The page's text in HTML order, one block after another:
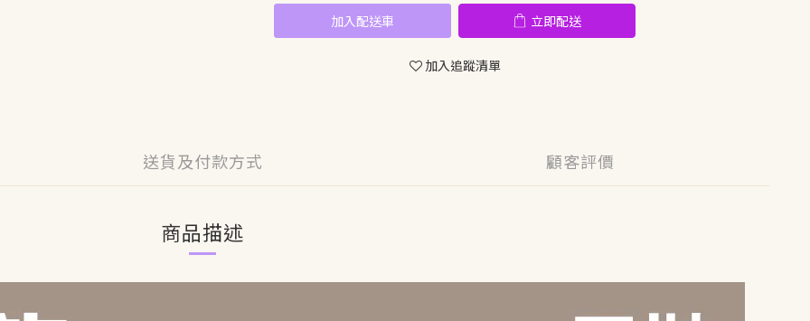
加入配送車 立即配送
加入追蹤清單
送貨及付款方式 顧客評價
商品描述